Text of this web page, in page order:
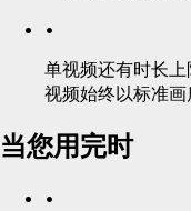
•
单视频还有时长
视频始终以标准画
当您用完时
•